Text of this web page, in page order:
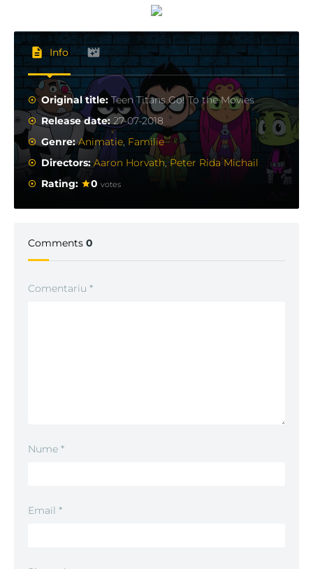
Info
Original title:Teen Titans Go! To the Movies
Release date:27-07-2018
Genre:Animatie, Familie
Directors:Aaron Horvath,Peter Rida Michail
Rating:
0 votes
Comments 0
Comentariu *
Nume *
Email *